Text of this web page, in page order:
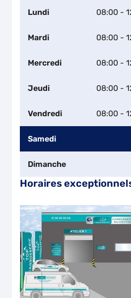
Lundi 08:00 -
Mardi 08:00 -
Mercredi 08:00 -
Jeudi 08:00 -
Vendredi 08:00 -
Samedi
Dimanche
Horaires